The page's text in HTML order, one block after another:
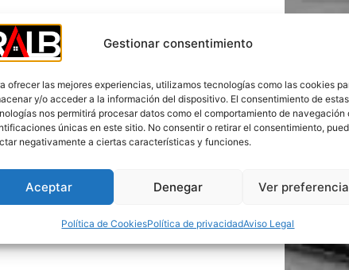
Gestionar consentimiento
ofrecer las mejores experiencias, utilizamos tecnologías como las cookies
y/o acceder a la información del dispositivo. El consentimiento de estas
nos permitirá procesar datos como el comportamiento de navegación
únicas en este sitio. No consentir o retirar el consentimiento,
negativamente a ciertas características y funciones.
Aceptar Denegar Ver
Política de CookiesPolítica de privacidadAviso Legal